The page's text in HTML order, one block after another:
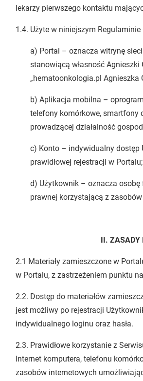
lekarzy pierwszego kontaktu
1.4. Użyte w niniejszym
a) Portal – oznacza witrynę
stanowiącą własność
„hematoonkologia.pl Agnieszka
b) Aplikacja mobilna –
telefony komórkowe, smartfony
prowadzącej działalność
c) Konto – indywidualny dostęp
prawidłowej rejestracji w Portalu;
d) Użytkownik – oznacza
prawnej korzystającą z
II. ZASADY
2.1 Materiały zamieszczone w
w Portalu, z zastrzeżeniem punktu
2.2. Dostęp do materiałów
jest możliwy po rejestracji
indywidualnego loginu oraz hasła.
2.3. Prawidłowe korzystanie z
Internet komputera, telefonu
zasobów internetowych